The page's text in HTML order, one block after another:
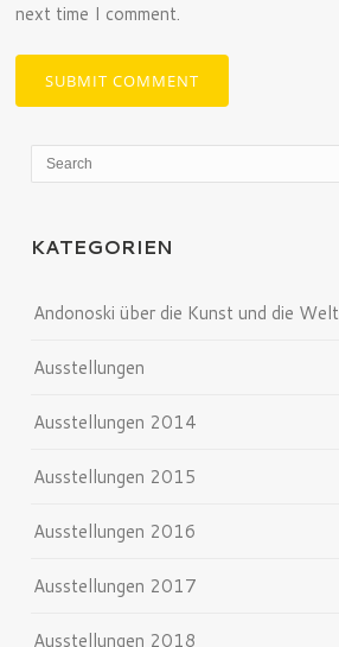
next time I comment.
KATEGORIEN
Andonoski über die Kunst und die Welt
Ausstellungen
Ausstellungen 2014
Ausstellungen 2015
Ausstellungen 2016
Ausstellungen 2017
Ausstellungen 2018